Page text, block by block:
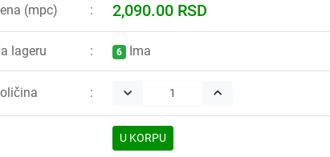
(mpc) 2,090.00 RSD
lageru 6 Ima
keyboard_arrow_down keyboard_arrow_up
U KORPU